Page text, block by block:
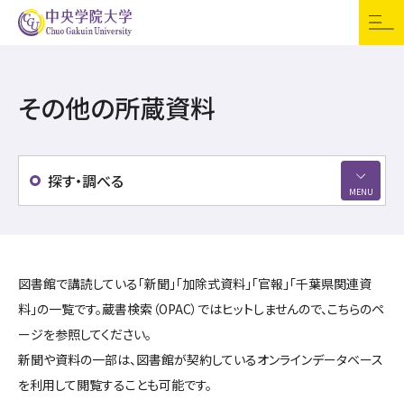
受験生の方
訪問者別 寄付
CGUポータル（学内
専用）
学部・大学院
キャンパスライフ
資格・教職課程
その他の所蔵資料
探す・調べる
図書館で講読している「新聞」「加除式資料」「官報」「千葉県関連資
料」の一覧です。蔵書検索（OPAC）ではヒットしませんので、こちらのペ
ージを参照してください。
新聞や資料の一部は、図書館が契約しているオンラインデータベース
を利用して閲覧することも可能です。